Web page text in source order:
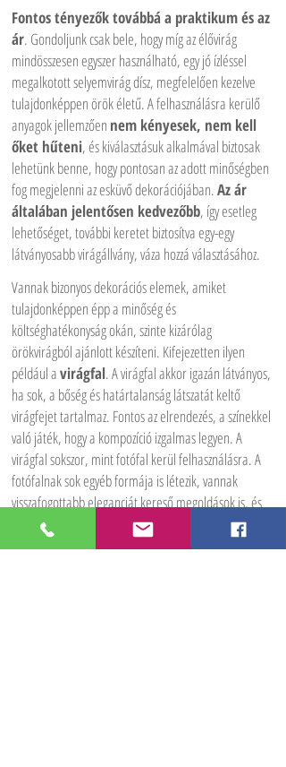
Fontos tényezők továbbá a praktikum és az
ár. Gondoljunk csak bele, hogy míg az élővirág
mindösszesen egyszer használható, egy jó ízléssel
megalkotott selyemvirág dísz, megfelelően kezelve
tulajdonképpen örök életű. A felhasználásra kerülő
anyagok jellemzően nem kényesek, nem kell
őket hűteni, és kiválasztásuk alkalmával biztosak
lehetünk benne, hogy pontosan az adott minőségben
fog megjelenni az esküvő dekorációjában.Az ár
általában jelentősen kedvezőbb, így esetleg
lehetőséget, további keretet biztosítva egy-egy
látványosabb virágállvány, váza hozzá választásához.
Vannak bizonyos dekorációs elemek, amiket
tulajdonképpen épp a minőség és
költséghatékonyság okán, szinte kizárólag
örökvirágból ajánlott készíteni. Kifejezetten ilyen
például avirágfal. A virágfal akkor igazán látványos,
ha sok, a bőség és határtalanság látszatát keltő
virágfejet tartalmaz. Fontos az elrendezés, a színekkel
való játék, hogy a kompozíció izgalmas legyen. A
virágfal sokszor, mint fotófal kerül felhasználásra. A
fotófalnak sok egyéb formája is létezik, vannak
visszafogottabb eleganciát kereső megoldások is, és
itt is szerepük van a kész virágdekorációs elemeknek.